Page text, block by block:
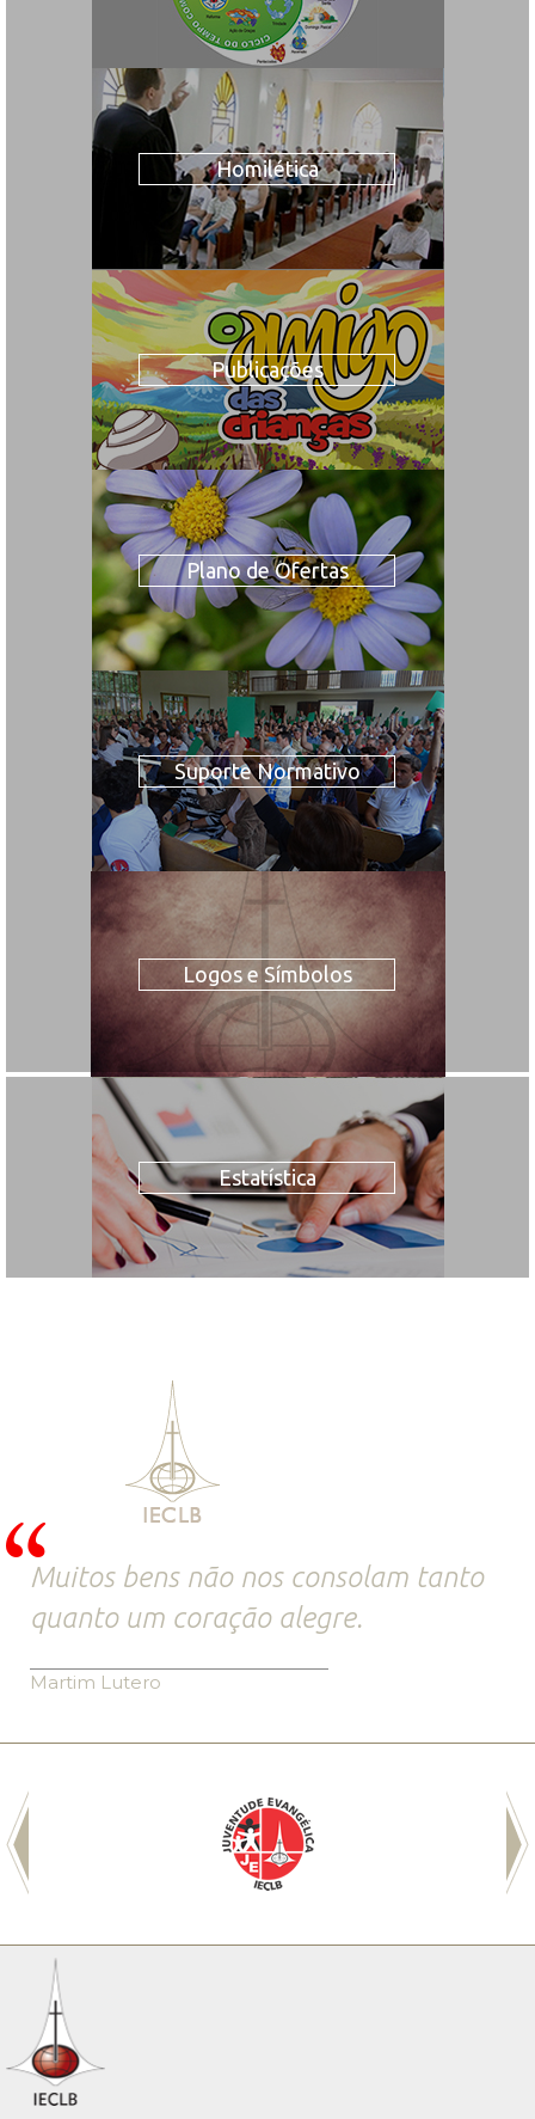
Homilética
Publicações
Plano de Ofertas
Suporte Normativo
Logos e Símbolos
Estatística
Muitos bens não nos consolam tanto
quanto um coração alegre.
Martim Lutero